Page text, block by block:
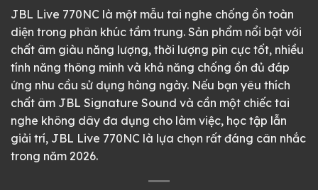
JBL Live 770NC là một mẫu tai nghe chống ồn toàn
diện trong phân khúc tầm trung. Sản phẩm nổi bật với
chất âm giàu năng lượng, thời lượng pin cực tốt, nhiều
tính năng thông minh và khả năng chống ồn đủ đáp
ứng nhu cầu sử dụng hàng ngày. Nếu bạn yêu thích
chất âm JBL Signature Sound và cần một chiếc tai
nghe không dây đa dụng cho làm việc, học tập lẫn
giải trí, JBL Live 770NC là lựa chọn rất đáng cân nhắc
trong năm 2026.